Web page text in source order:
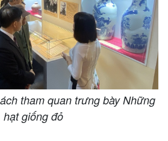
tham quan trưng bày Những
hạt giống đỏ